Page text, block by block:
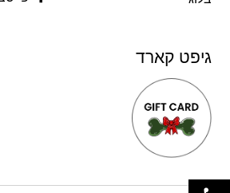
גיפט קארד
פתח סרגל נגישות